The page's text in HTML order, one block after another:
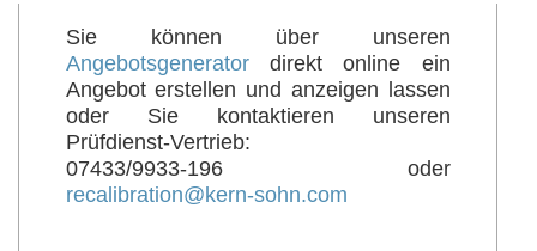
Sie können über unseren
Angebotsgeneratordirekt online ein
Angebot erstellen und anzeigen lassen
oder Sie kontaktieren unseren
Prüfdienst-Vertrieb:
07433/9933-196 oder
recalibration@kern-sohn.com